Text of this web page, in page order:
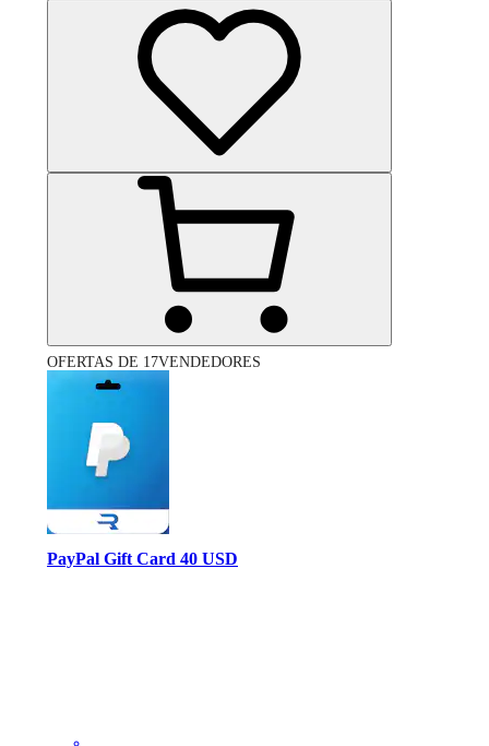
OFERTAS DE 17VENDEDORES
PayPal Gift Card 40 USD